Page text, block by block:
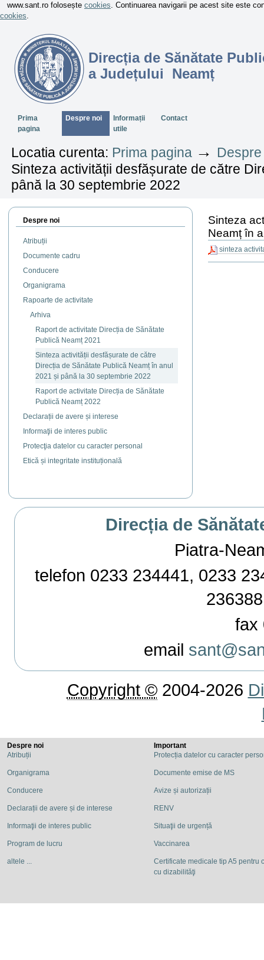
www.sant.ro folosește cookies. Continuarea navigarii pe acest site este
cookies.
Direcția de Sănătate
a Județului Neamț
SectiuniPrima
pagina
Despre noi
Informații
utile
Contact
Locatia curenta: Prima pagina →
Sinteza activității desfășurate de către
până la 30 septembrie 2022
Despre noi
Atribuții
Documente cadru
Conducere
Organigrama
Rapoarte de activitate
Arhiva
Raport de activitate Direcția de Sănătate
Publică Neamț 2021
Sinteza activității desfășurate de către
Direcția de Sănătate Publică Neamț în anul
2021 și până la 30 septembrie 2022
Raport de activitate Direcția de Sănătate
Publică Neamț 2022
Declarații de avere și interese
Informaţii de interes public
Protecţia datelor cu caracter personal
Etică și integritate instituțională
Sinteza
Neamț în
sinteza
Direcția de
Piatra-
telefon 0233 234441, 0233
fax
email
Copyright ©2004-2026
Despre noi
Atribuții
Organigrama
Conducere
Declarații de avere și de interese
Informaţii de interes public
Program de lucru
altele ...
Important
Protecția datelor cu caracter
Documente emise de MS
Avize și autorizații
RENV
Situaţii de urgență
Vaccinarea
Certificate medicale tip A5 pentru
cu dizabilităţi